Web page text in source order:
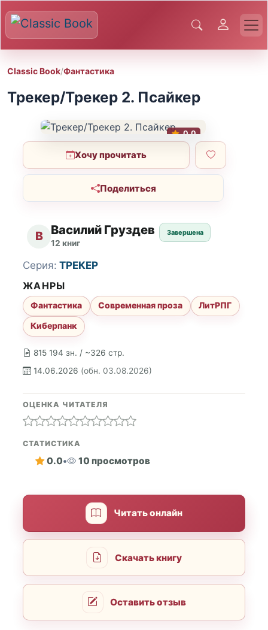
Classic Book/Фантастика
Трекер/Трекер 2. Псайкер
0.0
Хочу прочитать
Поделиться
В Василий Груздев
12 книг
Завершена
815 194 зн. / ~326 стр.
14.06.2026 (обн. 03.08.2026)
Серия: ТРЕКЕР
ЖАНРЫ
Фантастика Современная проза
ЛитРПГ
Киберпанк
ОЦЕНКА ЧИТАТЕЛЯ
СТАТИСТИКА
0.0• 10 просмотров
Читать онлайн
Скачать книгу
Оставить отзыв